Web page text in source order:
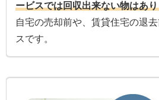
ービスでは回収出来ない物はあ
自宅の売却前や、賃貸住宅の退
スです。